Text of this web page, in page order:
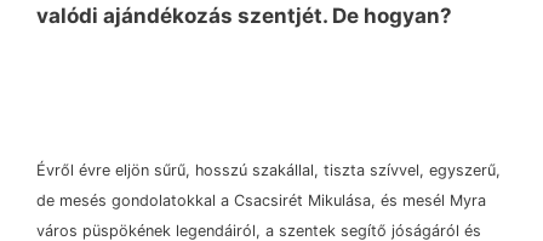
valódi ajándékozás szentjét. De hogyan?
Évről évre eljön sűrű, hosszú szakállal, tiszta szívvel, egyszerű,
de mesés gondolatokkal a Csacsirét Mikulása, és mesél Myra
város püspökének legendáiról, a szentek segítő jóságáról és